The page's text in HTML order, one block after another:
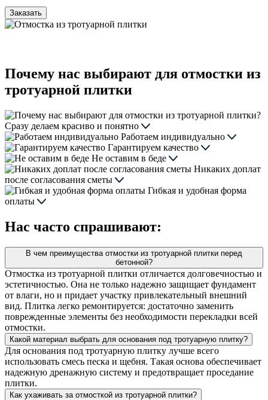
Заказать
Почему нас выбирают для отмостки из
тротуарной плитки
Сразу делаем красиво и понятно
Работаем индивидуально
Гарантируем качество
Не оставим в беде
Никаких доплат
после согласования сметы
Гибкая и удобная форма
оплаты
Нас часто спрашивают:
В чем преимущества отмостки из тротуарной плитки перед
бетонной?
Отмостка из тротуарной плитки отличается долговечностью и
эстетичностью. Она не только надежно защищает фундамент
от влаги, но и придает участку привлекательный внешний
вид. Плитка легко ремонтируется: достаточно заменить
поврежденные элементы без необходимости перекладки всей
отмостки.
Какой материал выбрать для основания под тротуарную плитку?
Для основания под тротуарную плитку лучше всего
использовать смесь песка и щебня. Такая основа обеспечивает
надежную дренажную систему и предотвращает проседание
плитки.
Как ухаживать за отмосткой из тротуарной плитки?